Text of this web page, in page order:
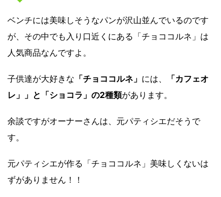
ベンチには美味しそうなパンが沢山並んでいるのです
が、その中でも入り口近くにある「チョココルネ」は
人気商品なんですよ。
子供達が大好きな 「チョココルネ」 には、
「カフェオ
レ」」と「ショコラ」の2種類があります。
余談ですがオーナーさんは、元パティシエだそうで
す。
元パティシエが作る「チョココルネ」美味しくないは
ずがありません！！